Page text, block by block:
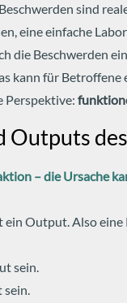
sind
eine einfache
die Beschwerden
kann für Betroffene
Perspektive:
Outputs
– die Ursache
ein Output. Also
sein.
sein.